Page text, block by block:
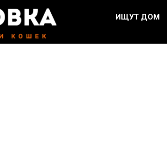
ИЩУТ ДОМ